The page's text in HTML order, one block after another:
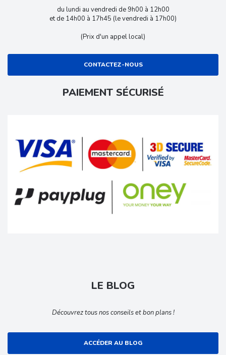
du lundi au vendredi de 9h00 à 12h00
et de 14h00 à 17h45 (le vendredi à 17h00)
(Prix d'un appel local)
CONTACTEZ-NOUS
PAIEMENT SÉCURISÉ
LE BLOG
Découvrez tous nos conseils et bon plans !
ACCÉDER AU BLOG